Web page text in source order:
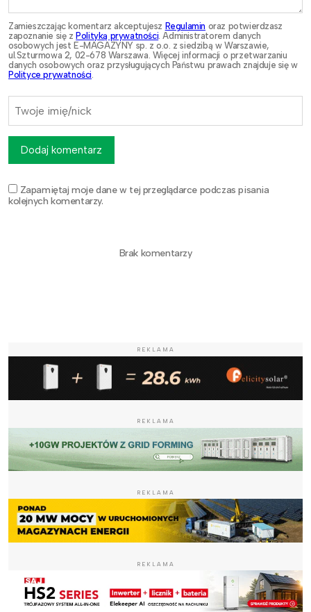
Zamieszczając komentarz akceptujesz Regulamin oraz potwierdzasz
zapoznanie się z Polityką prywatności. Administratorem danych
osobowych jest E-MAGAZYNY sp. z o.o. z siedzibą w Warszawie,
ul.Szturmowa 2, 02-678 Warszawa. Więcej informacji o przetwarzaniu
danych osobowych oraz przysługujących Państwu prawach znajduje się w
Polityce prywatności.
Zapamiętaj moje dane w tej przeglądarce podczas pisania
kolejnych komentarzy.
Dodaj komentarz
Brak komentarzy
REKLAMA
REKLAMA
REKLAMA
REKLAMA